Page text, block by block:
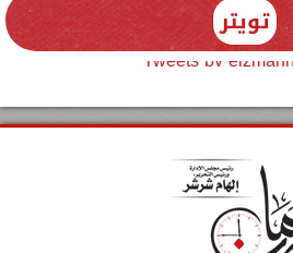
تويتر
Tweets by